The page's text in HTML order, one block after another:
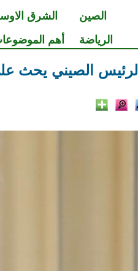
الصين الشرق
الرياضة أهم
الرئيس الصيني يحث